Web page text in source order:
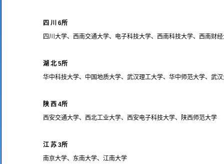
四 川 6所
四川大学、西南交通大学、电子科技大学、西南科技大学、西南财
湖 北 5所
华中科技大学、中国地质大学、武汉理工大学、华中师范大学、武
陕 西 4所
西安交通大学、西北工业大学、西安电子科技大学、陕西师范大学
江 苏 3所
南京大学、东南大学、江南大学